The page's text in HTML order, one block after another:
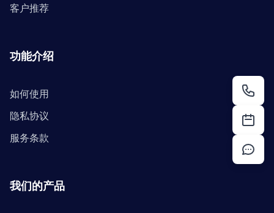
客户推荐
功能介绍
如何使用
隐私协议
服务条款
我们的产品